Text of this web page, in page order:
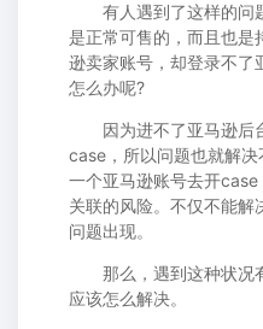
有人遇到了这样的问
是正常可售的，而且也是
逊卖家账号，却登录不了
怎么办呢?
因为进不了亚马逊后
case，所以问题也就解
一个亚马逊账号去开
关联的风险。不仅不能解
问题出现。
那么，遇到这种状况有
应该怎么解决。